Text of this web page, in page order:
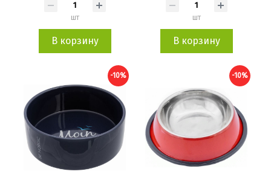
шт
В корзину
шт
В корзину
-10% -10%